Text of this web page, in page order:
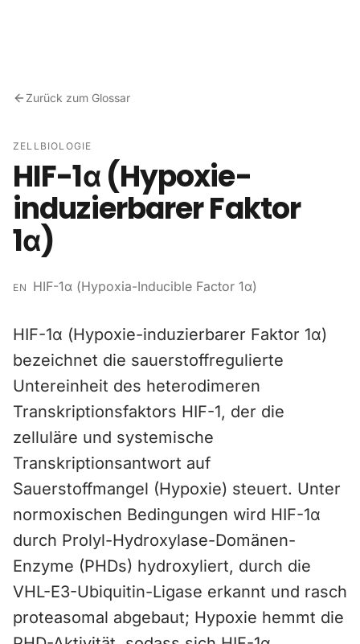
Zurück zum Glossar
ZELLBIOLOGIE
HIF-1α (Hypoxie-
induzierbarer Faktor
1α)
EN HIF-1α (Hypoxia-Inducible Factor 1α)
HIF-1α (Hypoxie-induzierbarer Faktor 1α)
bezeichnet die sauerstoffregulierte
Untereinheit des heterodimeren
Transkriptionsfaktors HIF-1, der die
zelluläre und systemische
Transkriptionsantwort auf
Sauerstoffmangel (Hypoxie) steuert. Unter
normoxischen Bedingungen wird HIF-1α
durch Prolyl-Hydroxylase-Domänen-
Enzyme (PHDs) hydroxyliert, durch die
VHL-E3-Ubiquitin-Ligase erkannt und rasch
proteasomal abgebaut; Hypoxie hemmt die